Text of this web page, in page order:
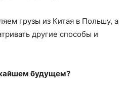
грузы из Китая в Польшу, а
другие способы и
будущем?